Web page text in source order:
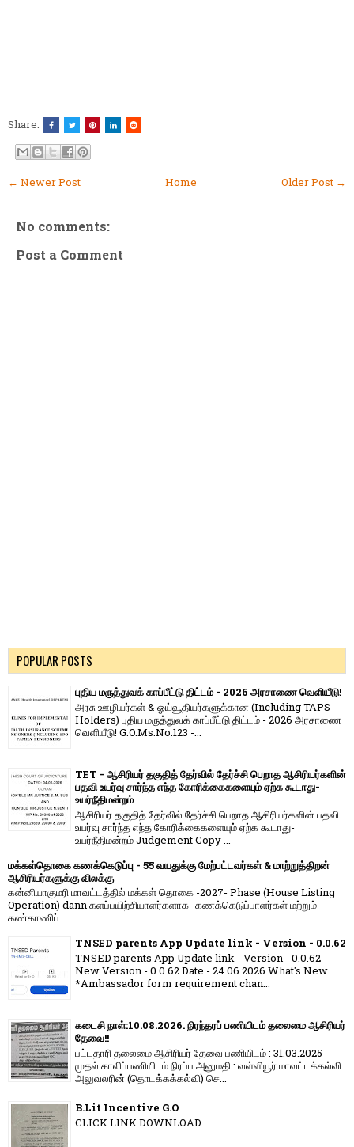
Share:
← Newer Post Older Post →
Home
No comments:
Post a Comment
POPULAR POSTS
புதிய மருத்துவக் காப்பீட்டு திட்டம் - 2026 அரசாணை வெளியீடு!
அரசு ஊழியர்கள் & ஓய்வூதியர்களுக்கான (Including TAPS
Holders) புதிய மருத்துவக் காப்பீட்டு திட்டம் - 2026 அரசாணை
வெளியீடு! G.O.Ms.No.123 -...
TET - ஆசிரியர் தகுதித் தேர்வில் தேர்ச்சி பெறாத ஆசிரியர்களின்
பதவி உயர்வு சார்ந்த எந்த கோரிக்கைகளையும் ஏற்க கூடாது-
உயர்நீதிமன்றம்
ஆசிரியர் தகுதித் தேர்வில் தேர்ச்சி பெறாத ஆசிரியர்களின் பதவி
உயர்வு சார்ந்த எந்த கோரிக்கைகளையும் ஏற்க கூடாது-
உயர்நீதிமன்றம் Judgement Copy ...
மக்கள்தொகை கணக்கெடுப்பு - 55 வயதுக்கு மேற்பட்டவர்கள் & மாற்றுத்திறன்
ஆசிரியர்களுக்கு விலக்கு
கன்னியாகுமரி மாவட்டத்தில் மக்கள் தொகை -2027- Phase (House Listing
Operation) dann களப்பயிற்சியாளர்களாக- கணக்கெடுப்பாளர்கள் மற்றும்
கண்காணிப்...
TNSED parents App Update link - Version - 0.0.62
TNSED parents App Update link - Version - 0.0.62
New Version - 0.0.62 Date - 24.06.2026 What's New....
*Ambassador form requirement chan...
கடைசி நாள்:10.08.2026. நிரந்தரப் பணியிடம் தலைமை ஆசிரியர்
தேவை!!
பட்டதாரி தலைமை ஆசிரியர் தேவை பணியிடம் : 31.03.2025
முதல் காலிப்பணியிடம் நிரப்ப அனுமதி : வள்ளியூர் மாவட்டக்கல்வி
அலுவலரின் (தொடக்கக்கல்வி) செ...
B.Lit Incentive G.O
CLICK LINK DOWNLOAD